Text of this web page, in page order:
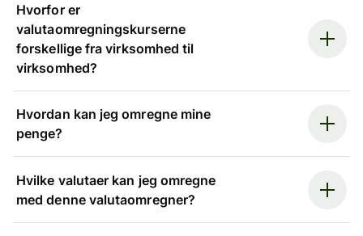
Hvorfor er
valutaomregningskurserne
forskellige fra virksomhed til
virksomhed?
Hvordan kan jeg omregne mine
penge?
Hvilke valutaer kan jeg omregne
med denne valutaomregner?